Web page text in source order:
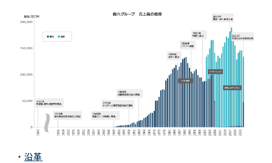
#会社概要
#森六って何？
#グローバルネットワーク
#ダイバーシティ＆インクルージョン
#統合報告書
沿革